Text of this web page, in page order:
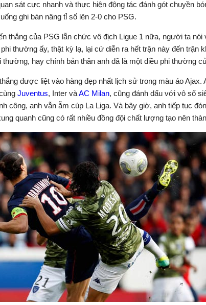
sát cực nhanh và thực hiện động tác đánh gót chuyền
ghi bàn nâng tỉ số lên 2-0 cho PSG.
thắng của PSG lẫn chức vô địch Ligue 1 nữa, người ta nói
thường ấy, thật kỳ lạ, lại cứ diễn ra hết trận này đến trận
hay chính bản thân anh đã là một điều phi thường
được liệt vào hàng đẹp nhất lịch sử trong màu áo Ajax.
Juventus, Inter vàAC Milan, cũng đánh dấu với vô số
công, anh vẫn ẵm cúp La Liga. Và bây giờ, anh tiếp tục
quanh cũng có rất nhiều đồng đội chất lượng tạo nên